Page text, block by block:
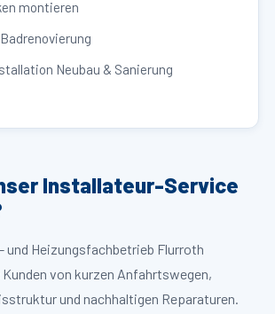
montieren
Neubau & Sanierung
Installateur-Service
und Heizungsfachbetrieb Flurroth
von kurzen Anfahrtswegen,
und nachhaltigen Reparaturen.